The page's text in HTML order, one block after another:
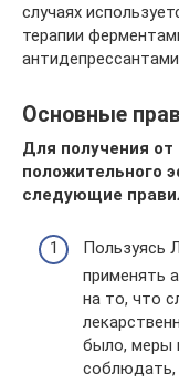
случаях
терапии
антидепрессантами.
Основные
Для получения
положительного
следующие
Пользуясь
применять
на то, что
было, меры
соблюдать,